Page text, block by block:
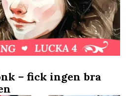
– fick ingen bra